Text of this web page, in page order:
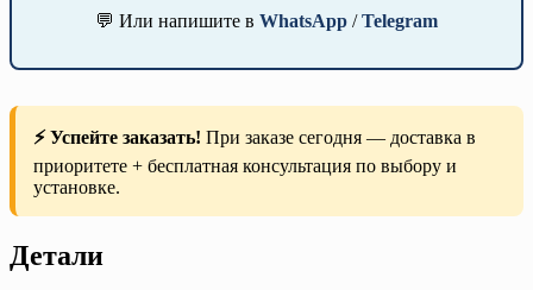
💬 Или напишите в WhatsApp /Telegram
⚡ Успейте заказать! При заказе сегодня — доставка в
приоритете + бесплатная консультация по выбору и
установке.
Детали